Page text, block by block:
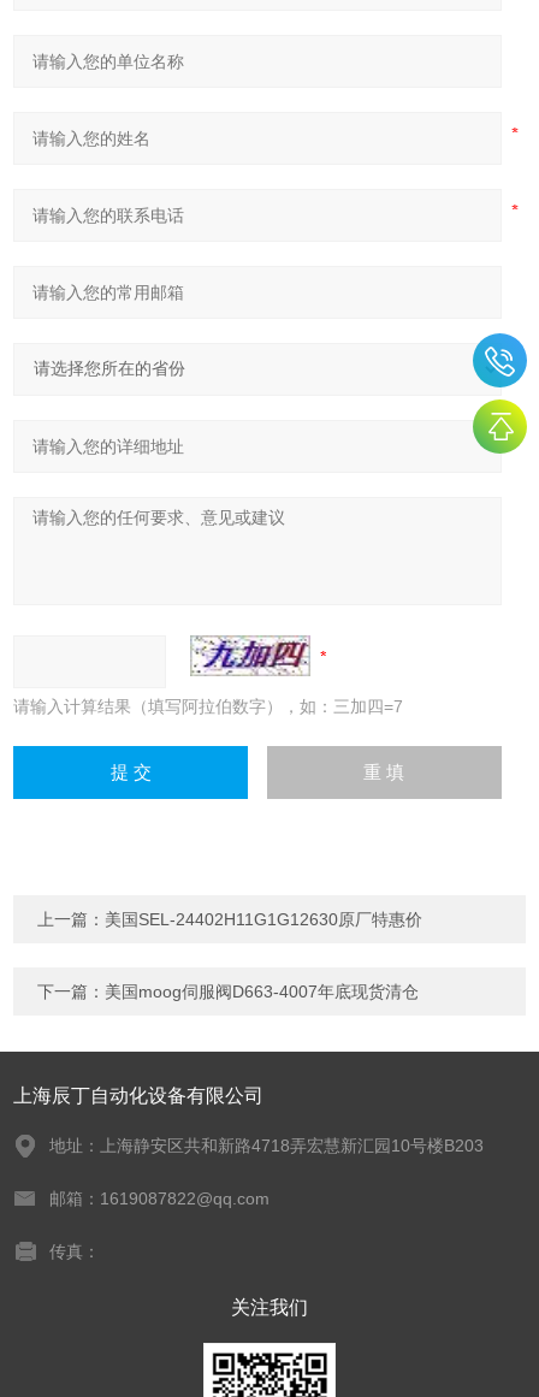
请输入计算结果（填写阿拉伯数字），如：三加四=7
上一篇： 美国SEL-24402H11G1G12630原厂特惠价
下一篇： 美国moog伺服阀D663-4007年底现货清仓
上海辰丁自动化设备有限公司
地址：上海静安区共和新路4718弄宏慧新汇园10号楼B203
邮箱：1619087822@qq.com
传真：
关注我们